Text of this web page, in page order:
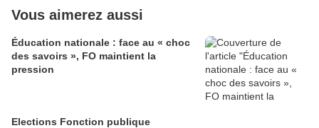
Vous aimerez aussi
Éducation nationale : face au « choc
des savoirs », FO maintient la
pression
Elections Fonction publique